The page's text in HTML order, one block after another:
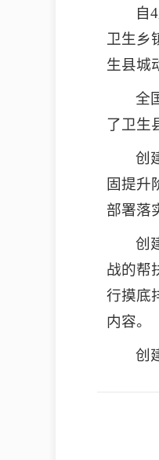
自
卫生乡
生县城
全
了卫生
创
固提升
部署落
创
战的帮
行摸底
内容。
创